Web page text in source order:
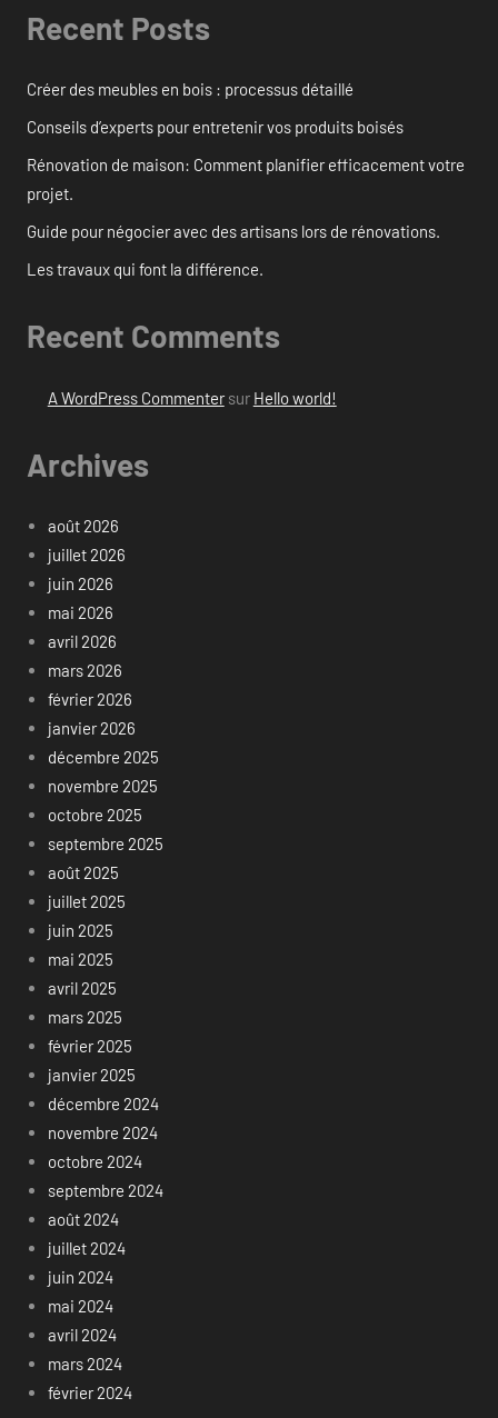
Recent Posts
Créer des meubles en bois : processus détaillé
Conseils d’experts pour entretenir vos produits boisés
Rénovation de maison: Comment planifier efficacement votre
projet.
Guide pour négocier avec des artisans lors de rénovations.
Les travaux qui font la différence.
Recent Comments
A WordPress Commentersur Hello world!
Archives
août 2026
juillet 2026
juin 2026
mai 2026
avril 2026
mars 2026
février 2026
janvier 2026
décembre 2025
novembre 2025
octobre 2025
septembre 2025
août 2025
juillet 2025
juin 2025
mai 2025
avril 2025
mars 2025
février 2025
janvier 2025
décembre 2024
novembre 2024
octobre 2024
septembre 2024
août 2024
juillet 2024
juin 2024
mai 2024
avril 2024
mars 2024
février 2024